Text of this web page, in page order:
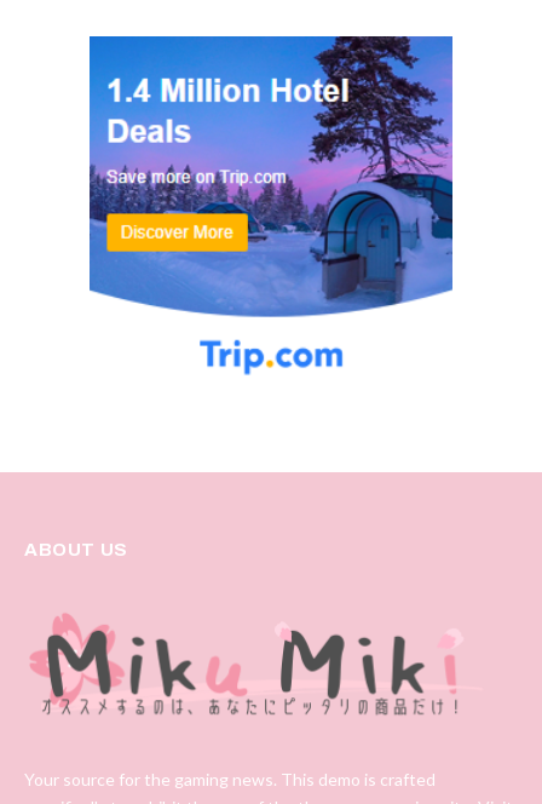
ABOUT US
Your source for the gaming news. This demo is crafted